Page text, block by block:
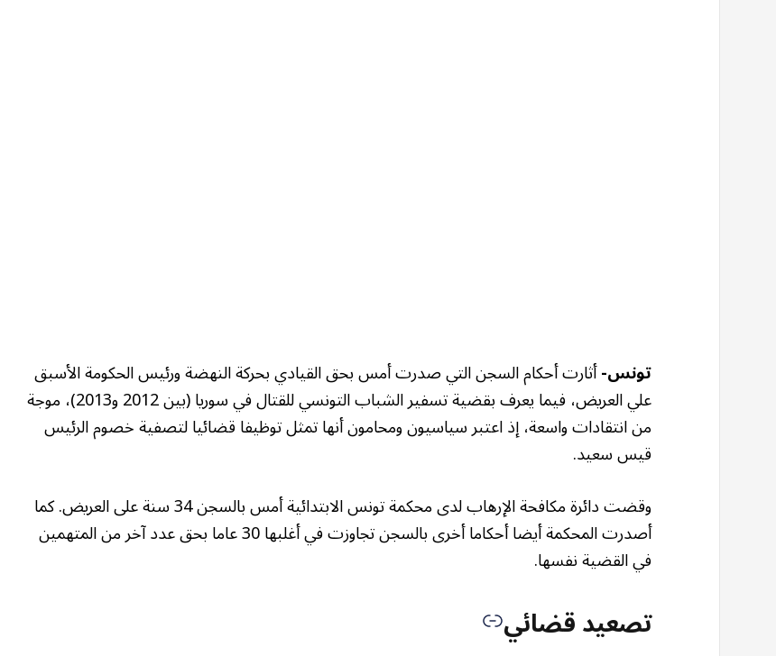
تونس-أثارت أحكام السجن التي صدرت أمس بحق القيادي بحركة النهضة ورئيس الحكومة الأسبق
علي العريض، فيما يعرف بقضية تسفير الشباب التونسي للقتال في سوريا (بين 2012 و2013)، موجة
من انتقادات واسعة، إذ اعتبر سياسيون ومحامون أنها تمثل توظيفا قضائيا لتصفية خصوم الرئيس
قيس سعيد.
وقضت دائرة مكافحة الإرهاب لدى محكمة تونس الابتدائية أمس بالسجن 34 سنة على العريض. كما
أصدرت المحكمة أيضا أحكاما أخرى بالسجن تجاوزت في أغلبها 30 عاما بحق عدد آخر من المتهمين
في القضية نفسها.
تصعيد قضائي